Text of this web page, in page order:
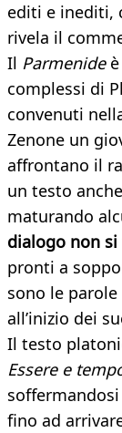
editi e inediti,
rivela il
Il Parmenideè
complessi di
convenuti
Zenone un
affrontano il
un testo
maturando
dialogo non si
pronti a
sono le
all’inizio dei
Il testo
Essere e
fino ad